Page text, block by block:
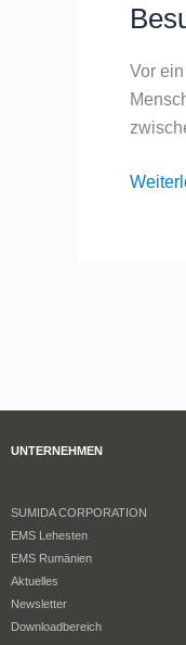
Vor
Besuch
UNTERNEHMEN
SUMIDA CORPORATION
EMS Lehesten
EMS Rumänien
Aktuelles
Newsletter
Downloadbereich